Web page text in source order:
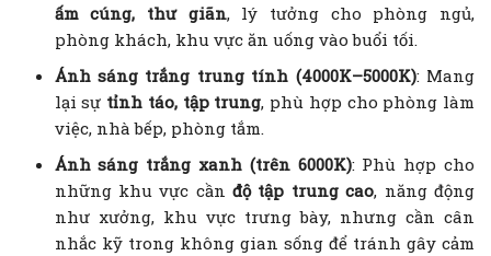
ấm cúng, thư giãn, lý tưởng cho phòng ngủ,
phòng khách, khu vực ăn uống vào buổi tối.
Ánh sáng trắng trung tính (4000K–5000K): Mang
lại sự tỉnh táo, tập trung, phù hợp cho phòng làm
việc, nhà bếp, phòng tắm.
Ánh sáng trắng xanh (trên 6000K): Phù hợp cho
những khu vực cầnđộ tập trung cao, năng động
như xưởng, khu vực trưng bày, nhưng cần cân
nhắc kỹ trong không gian sống để tránh gây cảm